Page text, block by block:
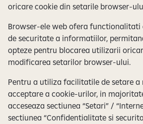
oricare cookie din setarile browser-
Browser-ele web ofera functionalitati
de securitate a informatiilor,
opteze pentru blocarea utilizarii
modificarea setarilor browser-ului.
Pentru a utiliza facilitatile de setare a
acceptare a cookie-urilor, in
acceseaza sectiunea “Setari” /
sectiunea “Confidentialitate si